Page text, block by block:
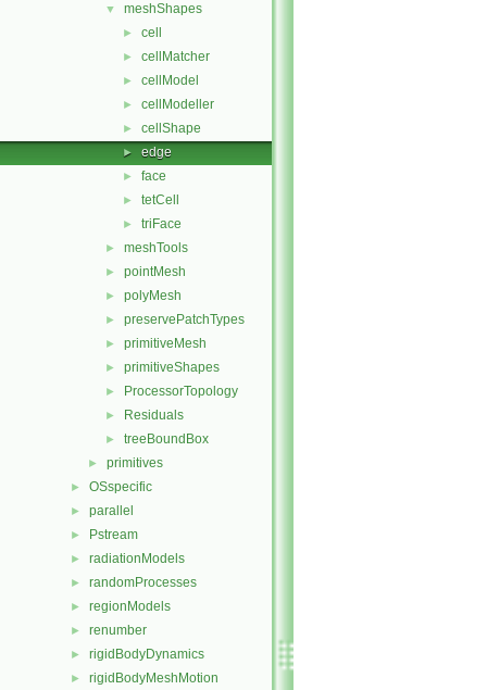
▼ meshShapes
► cell
► cellMatcher
► cellModel
► cellModeller
► cellShape
► edge
► face
► tetCell
► triFace
► meshTools
► pointMesh
► polyMesh
► preservePatchTypes
► primitiveMesh
► primitiveShapes
► ProcessorTopology
► Residuals
► treeBoundBox
► primitives
► OSspecific
► parallel
► Pstream
► radiationModels
► randomProcesses
► regionModels
► renumber
► rigidBodyDynamics
► rigidBodyMeshMotion